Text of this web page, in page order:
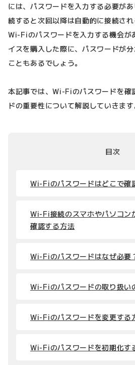
には、パスワードを入力する必要が
続すると次回以降は自動的に接続さ
Wi-Fiのパスワードを入力する機会が
イスを購入した際に、パスワードが
こともあるでしょう。
本記事では、Wi-Fiのパスワードを確
ドの重要性について解説していきます
目次
Wi-Fiのパスワードはどこで確
Wi-Fi接続のスマホやパソコン
確認する方法
Wi-Fiのパスワードはなぜ必要
Wi-Fiのパスワードの取り扱い
Wi-Fiのパスワードを変更する
Wi-Fiのパスワードを初期化す